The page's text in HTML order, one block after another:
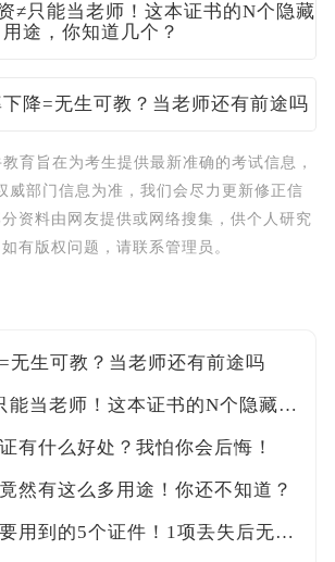
≠只能当老师！这本证书的N个隐藏
用途，你知道几个？
降=无生可教？当老师还有前途吗
育旨在为考生提供最新准确的考试信息，
威部门信息为准，我们会尽力更新修正信
资料由网友提供或网络搜集，供个人研究
有版权问题，请联系管理员。
无生可教？当老师还有前途吗
考了教资≠只能当老师！这本证书的N个隐藏用途，你知道几个？
有什么好处？我怕你会后悔！
然有这么多用途！你还不知道？
考教师路上要用到的5个证件！1项丢失后无法补办！